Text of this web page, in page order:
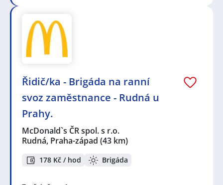
Řidič/ka - Brigáda na ranní
svoz zaměstnance - Rudná u
Prahy.
McDonald`s ČR spol. s r.o.
Rudná, Praha-západ (43 km)
178 Kč / hod Brigáda